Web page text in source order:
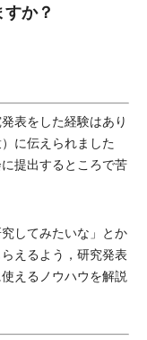
か？
表をした経験はあり
に伝えられました
提出するところで苦
してみたいな」とか
えるよう，研究発表
えるノウハウを解説